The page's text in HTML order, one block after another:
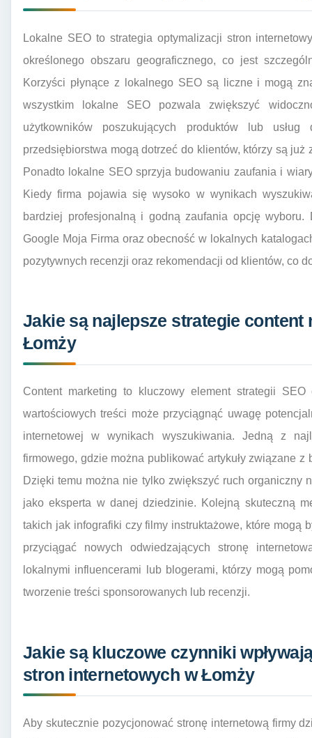
Lokalne SEO to strategia optymalizacji stron
określonego obszaru geograficznego, co jest
Korzyści płynące z lokalnego SEO są liczne i mogą
wszystkim lokalne SEO pozwala zwiększyć
użytkowników poszukujących produktów lub
przedsiębiorstwa mogą dotrzeć do klientów, którzy są
Ponadto lokalne SEO sprzyja budowaniu zaufania i
Kiedy firma pojawia się wysoko w wynikach
bardziej profesjonalną i godną zaufania opcję wyboru.
Google Moja Firma oraz obecność w lokalnych
pozytywnych recenzji oraz rekomendacji od klientów, co
Jakie są najlepsze strategie content
Łomży
Content marketing to kluczowy element strategii
wartościowych treści może przyciągnąć uwagę
internetowej w wynikach wyszukiwania. Jedną z
firmowego, gdzie można publikować artykuły związane
Dzięki temu można nie tylko zwiększyć ruch organiczny
jako eksperta w danej dziedzinie. Kolejną skuteczną
takich jak infografiki czy filmy instruktażowe, które mogą
przyciągać nowych odwiedzających stronę
lokalnymi influencerami lub blogerami, którzy mogą
tworzenie treści sponsorowanych lub recenzji.
Jakie są kluczowe czynniki
stron internetowych w Łomży
Aby skutecznie pozycjonować stronę internetową firmy